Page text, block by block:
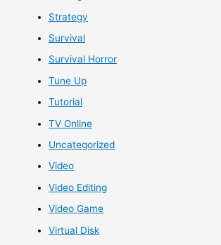
Strategy
Survival
Survival Horror
Tune Up
Tutorial
TV Online
Uncategorized
Video
Video Editing
Video Game
Virtual Disk